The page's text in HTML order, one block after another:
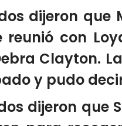
dijeron
reunió con
Clayton.
y pudo
dijeron que